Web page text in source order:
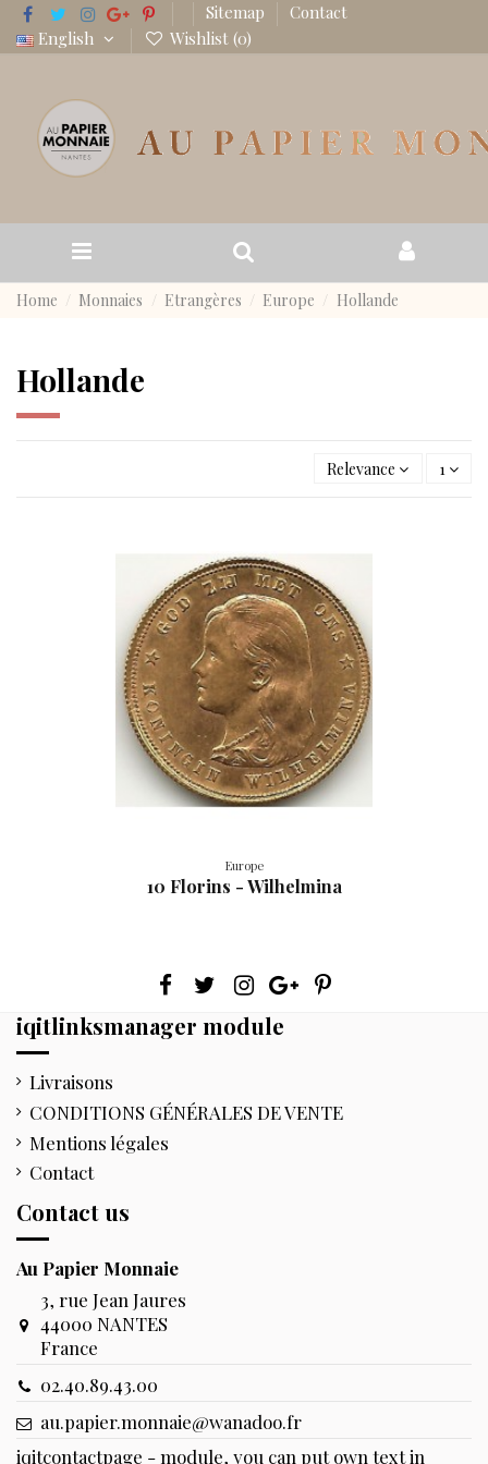
Sitemap
Contact
English
Wishlist (0)
Home Monnaies Etrangères Europe Hollande
Hollande
Relevance 1
Europe
10 Florins - Wilhelmina
iqitlinksmanager module
Livraisons
CONDITIONS GÉNÉRALES DE VENTE
Mentions légales
Contact
Contact us
Au Papier Monnaie
3, rue Jean Jaures
44000 NANTES
France
02.40.89.43.00
au.papier.monnaie@wanadoo.fr
iqitcontactpage - module, you can put own text in